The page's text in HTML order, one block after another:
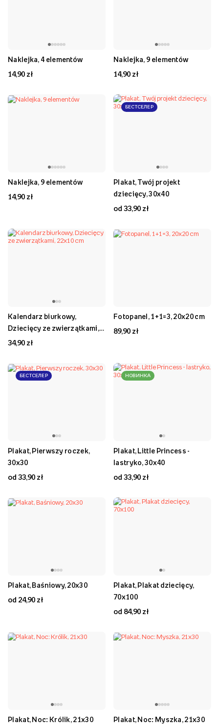
Naklejka, 4 elementów
14,90 zł
Naklejka, 9 elementów
14,90 zł
Naklejka, 9 elementów
14,90 zł
БЕСТСЕЛЕР
Plakat, Twój projekt
dziecięcy, 30x40
od 33,90 zł
Kalendarz biurkowy,
Dziecięcy ze zwierzątkami,
22x10 cm
34,90 zł
Fotopanel, 1+1=3, 20x20 cm
89,90 zł
БЕСТСЕЛЕР
Plakat, Pierwszy roczek,
30x30
od 33,90 zł
НОВИНКА
Plakat, Little Princess -
lastryko, 30x40
od 33,90 zł
Plakat, Baśniowy, 20x30
od 24,90 zł
Plakat, Plakat dziecięcy,
70x100
od 84,90 zł
Plakat, Noc: Królik, 21x30 Plakat, Noc: Myszka, 21x30